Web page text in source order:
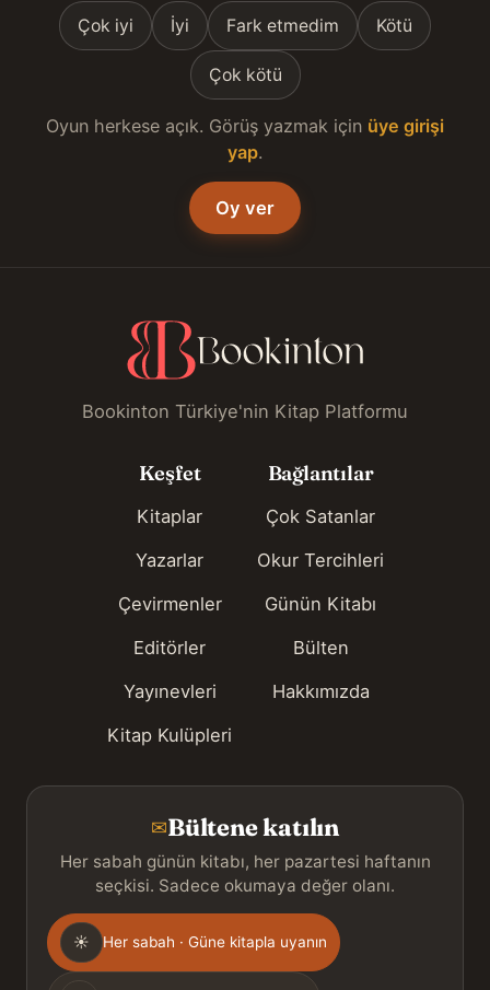
Çok iyi İyi Fark etmedim Kötü
Çok kötü
Oyun herkese açık. Görüş yazmak için üye girişi
yap.
Oy ver
Bookinton Türkiye'nin Kitap Platformu
Keşfet
Kitaplar
Yazarlar
Çevirmenler
Editörler
Yayınevleri
Kitap Kulüpleri
Bağlantılar
Çok Satanlar
Okur Tercihleri
Günün Kitabı
Bülten
Hakkımızda
✉Bültene katılın
Her sabah günün kitabı, her pazartesi haftanın
seçkisi. Sadece okumaya değer olanı.
Gönderim
sıklığı
☀ Her sabah · Güne kitapla uyanın